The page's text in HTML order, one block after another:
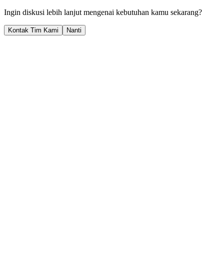
Ingin diskusi lebih lanjut mengenai kebutuhan kamu sekarang?
Kontak Tim Kami Nanti